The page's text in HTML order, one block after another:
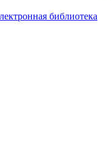
библиотека